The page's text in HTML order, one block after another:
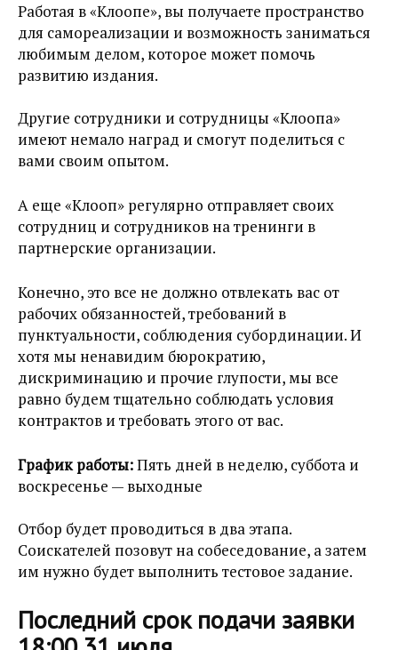
Работая в «Клоопе», вы получаете пространство
для самореализации и возможность заниматься
любимым делом, которое может помочь
развитию издания.
Другие сотрудники и сотрудницы «Клоопа»
имеют немало наград и смогут поделиться с
вами своим опытом.
А еще «Клооп» регулярно отправляет своих
сотрудниц и сотрудников на тренинги в
партнерские организации.
Конечно, это все не должно отвлекать вас от
рабочих обязанностей, требований в
пунктуальности, соблюдения субординации. И
хотя мы ненавидим бюрократию,
дискриминацию и прочие глупости, мы все
равно будем тщательно соблюдать условия
контрактов и требовать этого от вас.
График работы:Пять дней в неделю, суббота и
воскресенье — выходные
Отбор будет проводиться в два этапа.
Соискателей позовут на собеседование, а затем
им нужно будет выполнить тестовое задание.
Последний срок подачи заявки